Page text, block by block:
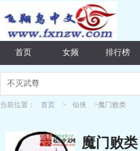
首页 女频 排行榜
当前位置： 首页 > 仙侠 >魔门败类
魔门败类